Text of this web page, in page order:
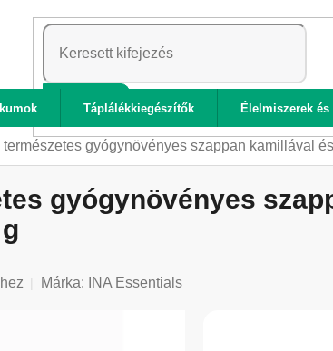
KERESÉS
Táplálékkiegészítők Élelmiszerek
természetes gyógynövényes szappan kamillával
gyógynövényes
Márka: INA Essentials